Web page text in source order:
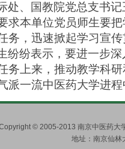
处、国教院党总支书
求本单位党员师生要
务，迅速掀起学习宣
纷纷表示，要进一步
务上来，推动教学科
派一流中医药大学进
© 2005-2013 南京中医药大
地址：南京仙林